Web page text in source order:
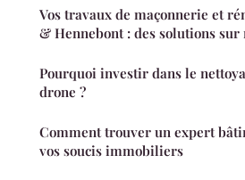
Vos travaux de maçonnerie et
& Hennebont : des solutions sur
Pourquoi investir dans le
drone ?
Comment trouver un expert
vos soucis immobiliers